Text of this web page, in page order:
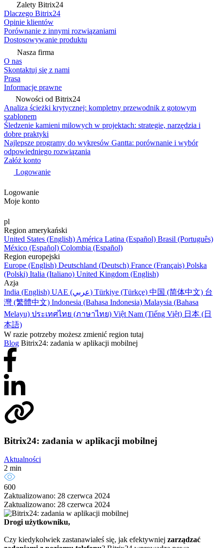
Zalety Bitrix24
Dlaczego Bitrix24
Opinie klientów
Porównanie z innymi rozwiązaniami
Dostosowywanie produktu
Nasza firma
O nas
Skontaktuj się z nami
Prasa
Informacje prawne
Nowości od Bitrix24
Analiza ścieżki krytycznej: kompletny przewodnik z gotowym
szablonem
Śledzenie kamieni milowych w projektach: strategie, narzędzia i
dobre praktyki
Najlepsze programy do wykresów Gantta: porównanie i wybór
odpowiedniego rozwiązania
Załóż konto
Logowanie
Logowanie
Moje konto
pl
Region amerykański
United States (English) América Latina (Español) Brasil (Português)
México (Español) Colombia (Español)
Region europejski
Europe (English) Deutschland (Deutsch) France (Français) Polska
(Polski) Italia (Italiano) United Kingdom (English)
Azja
India (English)
UAE (عربي) Türkiye (Türkçe) 中国 (简体中文) 台
灣 (繁體中文) Indonesia (Bahasa Indonesia) Malaysia (Bahasa
Melayu) ประเทศไทย (ภาษาไทย) Việt Nam (Tiếng Việt) 日本 (日
本語)
W razie potrzeby możesz zmienić region tutaj
Blog Bitrix24: zadania w aplikacji mobilnej
Bitrix24: zadania w aplikacji mobilnej
Aktualności
2 min
600
Zaktualizowano: 28 czerwca 2024
Zaktualizowano: 28 czerwca 2024
Drogi użytkowniku,
Czy kiedykolwiek zastanawiałeś się, jak efektywniej zarządzać